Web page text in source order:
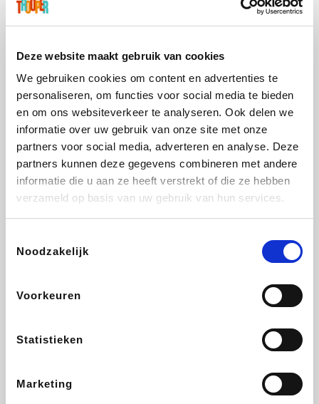
Deze website maakt gebruik van cookies
We gebruiken cookies om content en advertenties te
personaliseren, om functies voor social media te bieden
en om ons websiteverkeer te analyseren. Ook delen we
informatie over uw gebruik van onze site met onze
partners voor social media, adverteren en analyse. Deze
partners kunnen deze gegevens combineren met andere
informatie die u aan ze heeft verstrekt of die ze hebben
verzameld op basis van uw gebruik van hun services.
Noodzakelijk
Voorkeuren
Statistieken
Marketing
Prijsvrij De Online Drogist
Vidaxl Lampenlicht.be Plopsa Adidas
All Accor
DectDirect
SupraBazar